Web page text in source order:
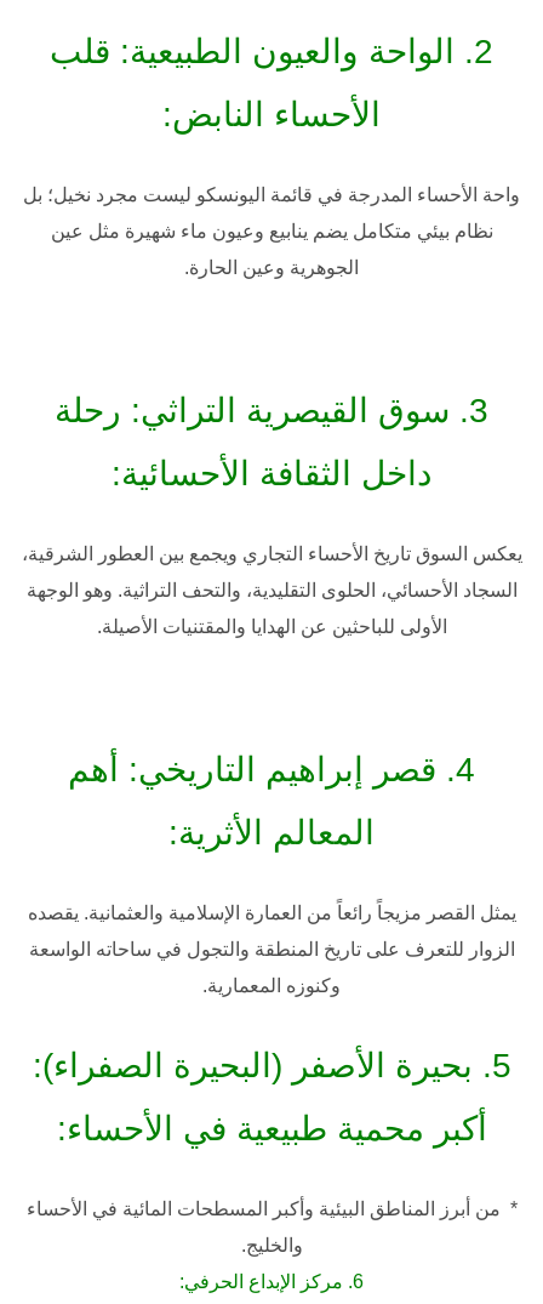
2. الواحة والعيون الطبيعية: قلب
الأحساء النابض:
واحة الأحساء المدرجة في قائمة اليونسكو ليست مجرد نخيل؛ بل
نظام بيئي متكامل يضم ينابيع وعيون ماء شهيرة مثل عين
الجوهرية وعين الحارة.
3. سوق القيصرية التراثي: رحلة
داخل الثقافة الأحسائية:
يعكس السوق تاريخ الأحساء التجاري ويجمع بين العطور الشرقية،
السجاد الأحسائي، الحلوى التقليدية، والتحف التراثية. وهو الوجهة
الأولى للباحثين عن الهدايا والمقتنيات الأصيلة.
4. قصر إبراهيم التاريخي: أهم
المعالم الأثرية:
يمثل القصر مزيجاً رائعاً من العمارة الإسلامية والعثمانية. يقصده
الزوار للتعرف على تاريخ المنطقة والتجول في ساحاته الواسعة
وكنوزه المعمارية.
5. بحيرة الأصفر (البحيرة الصفراء):
أكبر محمية طبيعية في الأحساء:
* من أبرز المناطق البيئية وأكبر المسطحات المائية في الأحساء
والخليج.
6. مركز الإبداع الحرفي: